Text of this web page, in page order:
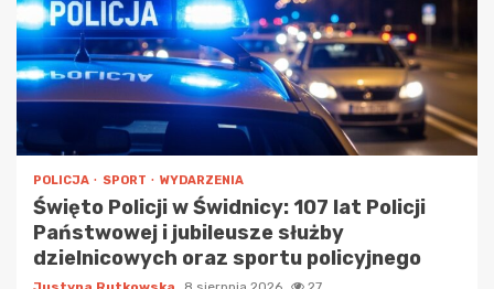
POLICJA SPORT WYDARZENIA
Święto Policji w Świdnicy: 107 lat Policji
Państwowej i jubileusze służby
dzielnicowych oraz sportu policyjnego